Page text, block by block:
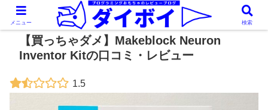
【買っちゃダメ】Makeblock Neuron
Inventor Kitの口コミ・レビュー
1.5
メニュー 検索